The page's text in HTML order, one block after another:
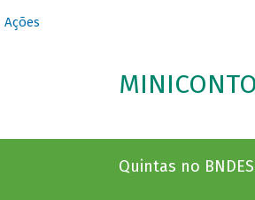
Ações
Quintas no